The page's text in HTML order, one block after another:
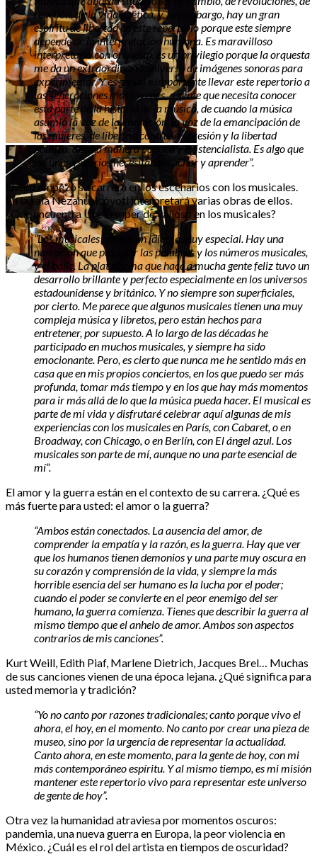
rebelión, de la vida poética, y, sin embargo, hay un gran
espíritu de libertad en este repertorio porque este siempre
depende de la interpretación humana. Es maravilloso
interpretarlo con orquesta, es un privilegio porque la orquesta
me da un extraordinario universo de imágenes sonoras para
experimentar. Y es genial e importante llevar este repertorio a
las generaciones más jóvenes, a gente que necesita conocer
esta parte de la historia de la música, de cuando la música
asumió la voz de la liberación, la voz de la emancipación de
las mujeres, de libertad contra la opresión y la libertad
política, de una manera poética y existencialista. Es algo que
los universitarios necesitan escuchar y aprender”.
Usted empezó su carrera en los escenarios con los musicales.
En la sala Nezahualcóyotl interpretará varias obras de ellos.
¿Qué encuentra Ute Lemper de valioso en los musicales?
“Los musicales hablan un idioma muy especial. Hay una
narración que pasa por las palabras y los números musicales,
y el baile. La plataforma que hace a mucha gente feliz tuvo un
desarrollo brillante y perfecto especialmente en los universos
estadounidense y británico. Y no siempre son superficiales,
por cierto. Me parece que algunos musicales tienen una muy
compleja música y libretos, pero están hechos para
entretener, por supuesto. A lo largo de las décadas he
participado en muchos musicales, y siempre ha sido
emocionante. Pero, es cierto que nunca me he sentido más en
casa que en mis propios conciertos, en los que puedo ser más
profunda, tomar más tiempo y en los que hay más momentos
para ir más allá de lo que la música pueda hacer. El musical es
parte de mi vida y disfrutaré celebrar aquí algunas de mis
experiencias con los musicales en París, con Cabaret, o en
Broadway, con Chicago, o en Berlín, con El ángel azul. Los
musicales son parte de mí, aunque no una parte esencial de
mí”.
El amor y la guerra están en el contexto de su carrera. ¿Qué es
más fuerte para usted: el amor o la guerra?
“Ambos están conectados. La ausencia del amor, de
comprender la empatía y la razón, es la guerra. Hay que ver
que los humanos tienen demonios y una parte muy oscura en
su corazón y comprensión de la vida, y siempre la más
horrible esencia del ser humano es la lucha por el poder;
cuando el poder se convierte en el peor enemigo del ser
humano, la guerra comienza. Tienes que describir la guerra al
mismo tiempo que el anhelo de amor. Ambos son aspectos
contrarios de mis canciones”.
Kurt Weill, Edith Piaf, Marlene Dietrich, Jacques Brel… Muchas
de sus canciones vienen de una época lejana. ¿Qué significa para
usted memoria y tradición?
“Yo no canto por razones tradicionales; canto porque vivo el
ahora, el hoy, en el momento. No canto por crear una pieza de
museo, sino por la urgencia de representar la actualidad.
Canto ahora, en este momento, para la gente de hoy, con mi
más contemporáneo espíritu. Y al mismo tiempo, es mi misión
mantener este repertorio vivo para representar este universo
de gente de hoy”.
Otra vez la humanidad atraviesa por momentos oscuros:
pandemia, una nueva guerra en Europa, la peor violencia en
México. ¿Cuál es el rol del artista en tiempos de oscuridad?